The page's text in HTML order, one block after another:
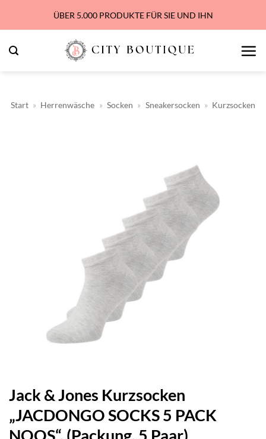
springen
ÜBER 5.000 PRODUKTE FÜR SIE UND IHN
Start » Herrenwäsche » Socken » Sneakersocken » Kurzsocken
Jack & Jones Kurzsocken
„JACDONGO SOCKS 5 PACK